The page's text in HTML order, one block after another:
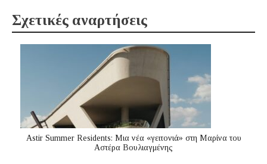
Σχετικές αναρτήσεις
Astir Summer Residents: Μια νέα «γειτονιά» στη Μαρίνα του
Αστέρα Βουλιαγμένης